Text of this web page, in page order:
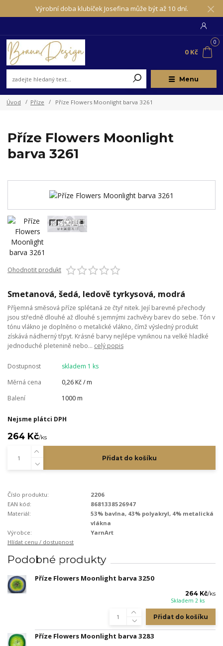
Výrobní doba klubíček Josefina může být až 10 dní.
Menu
0
0 Kč
Úvod Příze Příze Flowers Moonlight barva 3261
Příze Flowers Moonlight
barva 3261
Ohodnotit produkt
Smetanová, šedá, ledově tyrkysová, modrá
Příjemná směsová příze splétaná ze čtyř nitek. Její barevné přechody
jsou středně dlouhé až dlouhé s jemnými zachvěvy barev do sebe. Tón v
tónu vlákno je doplněno o metalické vlákno, čímž výsledný produkt
získává nádherný třpyt. Krásné barvy nejlépe vyniknou na velké hladké
jednoduché pletenině nebo... celý popis
Dostupnost
skladem 1 ks
Měrná cena
0,26 Kč / m
Balení
1000 m
Nejsme plátci DPH
264 Kč/ks
Přidat do košíku
Číslo produktu:
2206
EAN kód:
8681338526947
Materiál:
53% bavlna, 43% polyakryl, 4% metalická
vlákna
Výrobce:
YarnArt
Hlídat cenu / dostupnost
Podobné produkty
Příze Flowers Moonlight barva 3250
264 Kč/ks
Skladem 2 ks
Přidat do košíku
Příze Flowers Moonlight barva 3283